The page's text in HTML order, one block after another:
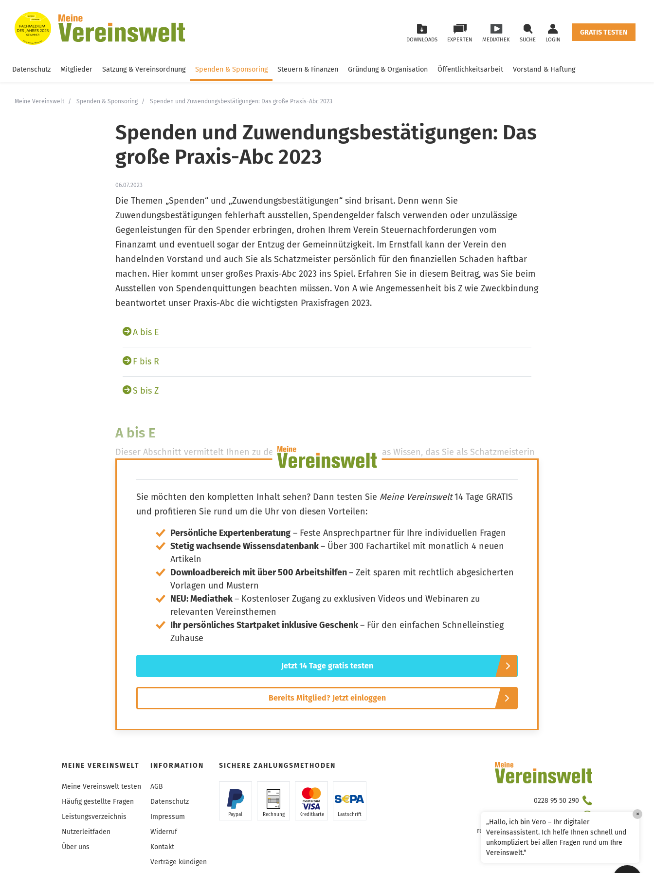
DOWNLOADS EXPERTEN MEDIATHEK SUCHE LOGIN
GRATIS TESTEN
Datenschutz Mitglieder Satzung & Vereinsordnung Spenden & Sponsoring Steuern & Finanzen Gründung & Organisation Öffentlichkeitsarbeit Vorstand & Haftung
Meine Vereinswelt Spenden & Sponsoring Spenden und Zuwendungsbestätigungen: Das große Praxis-Abc 2023
Spenden und Zuwendungsbestätigungen: Das
große Praxis-Abc 2023
06.07.2023
Die Themen „Spenden“ und „Zuwendungsbestätigungen“ sind brisant. Denn wenn Sie
Zuwendungsbestätigungen fehlerhaft ausstellen, Spendengelder falsch verwenden oder unzulässige
Gegenleistungen für den Spender erbringen, drohen Ihrem Verein Steuernachforderungen vom
Finanzamt und eventuell sogar der Entzug der Gemeinnützigkeit. Im Ernstfall kann der Verein den
handelnden Vorstand und auch Sie als Schatzmeister persönlich für den finanziellen Schaden haftbar
machen. Hier kommt unser großes Praxis-Abc 2023 ins Spiel. Erfahren Sie in diesem Beitrag, was Sie beim
Ausstellen von Spendenquittungen beachten müssen. Von A wie Angemessenheit bis Z wie Zweckbindung
beantwortet unser Praxis-Abc die wichtigsten Praxisfragen 2023.
A bis E
F bis R
S bis Z
A bis E
Dieser Abschnitt vermittelt Ihnen zu den folgenden Prüfpunkten das Wissen, das Sie als Schatzmeisterin
Sie möchten den kompletten Inhalt sehen? Dann testen Sie Meine Vereinswelt14 Tage GRATIS
und profitieren Sie rund um die Uhr von diesen Vorteilen:
Persönliche Expertenberatung – Feste Ansprechpartner für Ihre individuellen Fragen
Stetig wachsende Wissensdatenbank– Über 300 Fachartikel mit monatlich 4 neuen
Artikeln
Downloadbereich mit über 500 Arbeitshilfen– Zeit sparen mit rechtlich abgesicherten
Vorlagen und Mustern
NEU: Mediathek– Kostenloser Zugang zu exklusiven Videos und Webinaren zu
relevanten Vereinsthemen
Ihr persönliches Startpaket inklusive Geschenk– Für den einfachen Schnelleinstieg
Zuhause
Jetzt 14 Tage gratis testen
Bereits Mitglied? Jetzt einloggen
MEINE VEREINSWELT
Meine Vereinswelt testen
Häufig gestellte Fragen
Leistungsverzeichnis
Nutzerleitfaden
Über uns
INFORMATION
AGB
Datenschutz
Impressum
Widerruf
Kontakt
Verträge kündigen
SICHERE ZAHLUNGSMETHODEN
Paypal Rechnung Kreditkarte Lastschrift
0228 95 50 290
redaktion@meine.vereinswelt.de
Wissen von Vero
Hallo, ich bin Vero Ihr digitaler
Experten wenden – sie stehen Ihnen
persönlich mit Rat und Tat zur Seite.
„Hallo, ich bin Vero – Ihr digitaler
Vereinsassistent. Ich helfe Ihnen schnell und
unkompliziert bei allen Fragen rund um Ihre
Vereinswelt.“
×